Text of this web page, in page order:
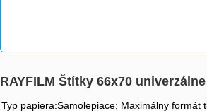
RAYFILM Štítky 66x70
Typ papiera:Samolepiace; Maximálny formát